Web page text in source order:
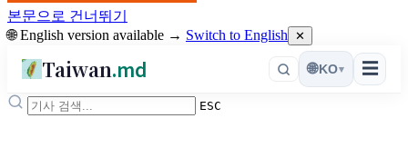
본문으로 건너뛰기
🌐 English version available → Switch to English ✕
Taiwan.md ☰
🌐KO▾
ESC